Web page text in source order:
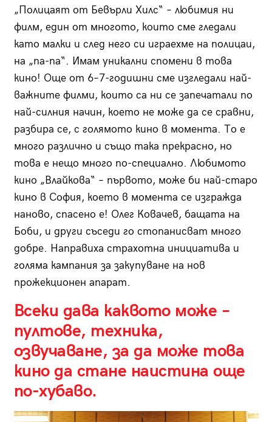
„Полицаят от Бевърли Хилс“ – любимия ни
филм, един от многото, които сме гледали
като малки и след него си играехме на полицаи,
на „па-па“. Имам уникални спомени в това
кино! Още от 6–7-годишни сме изгледали най-
важните филми, които са ни се запечатали по
най-силния начин, което не може да се сравни,
разбира се, с голямото кино в момента. То е
много различно и също така прекрасно, но
това е нещо много по-специално. Любимото
кино „Влайкова“ – първото, може би най-старо
кино в София, което в момента се изгражда
наново, спасено е! Олег Ковачев, бащата на
Боби, и други съседи го стопанисват много
добре. Направиха страхотна инициатива и
голяма кампания за закупуване на нов
прожекционен апарат.
Всеки дава каквото може –
пултове, техника,
озвучаване, за да може това
кино да стане наистина още
по-хубаво.